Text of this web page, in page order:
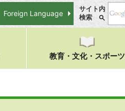
Foreign Language
サイト内
検索
教育・文化・スポーツ